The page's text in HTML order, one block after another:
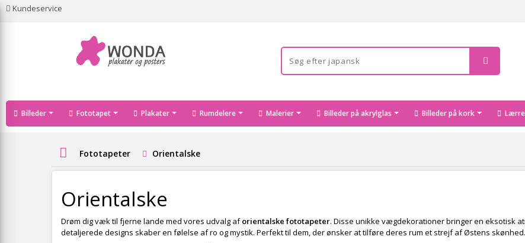
Kundeservice
Billeder Fototapet Plakater Rumdelere Malerier Billeder på akrylglas Billeder på kork
Fototapeter Orientalske
Orientalske
Drøm dig væk til fjerne lande med vores udvalg aforientalske fototapeter. Disse unikke vægdekorationer bringer en eksotisk
detaljerede designs skaber en følelse af ro og mystik. Perfekt til dem, der ønsker at tilføre deres rum et strejf af Østens skønhed.